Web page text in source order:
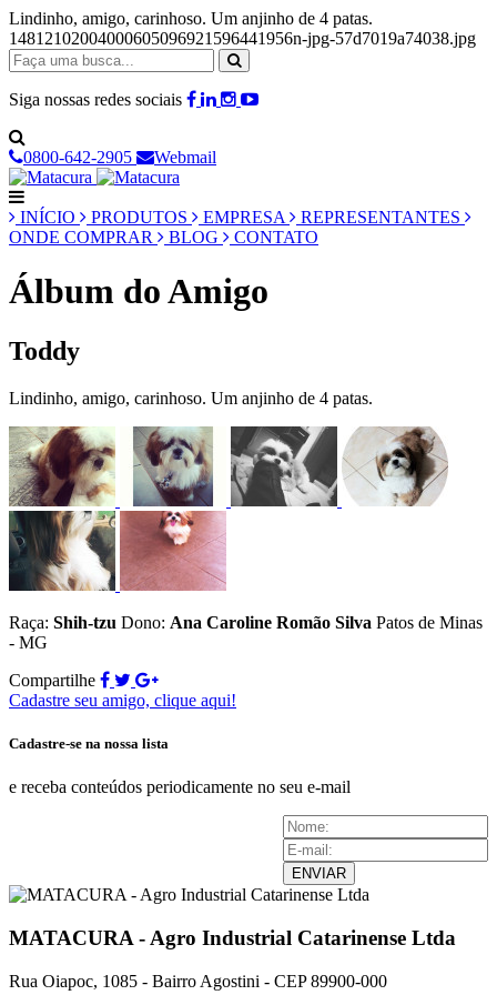
Lindinho, amigo, carinhoso. Um anjinho de 4 patas.
14812102004000605096921596441956n-jpg-57d7019a74038.jpg
Siga nossas redes sociais
0800-642-2905 Webmail
INÍCIO PRODUTOS EMPRESA
REPRESENTANTES
ONDE COMPRAR
BLOG CONTATO
Álbum do Amigo
Toddy
Lindinho, amigo, carinhoso. Um anjinho de 4 patas.
Raça: Shih-tzu Dono: Ana Caroline Romão Silva Patos de Minas
- MG
Compartilhe
Cadastre seu amigo, clique aqui!
Cadastre-se na nossa lista
e receba conteúdos periodicamente no seu e-mail
ENVIAR
MATACURA - Agro Industrial Catarinense Ltda
Rua Oiapoc, 1085 - Bairro Agostini - CEP 89900-000